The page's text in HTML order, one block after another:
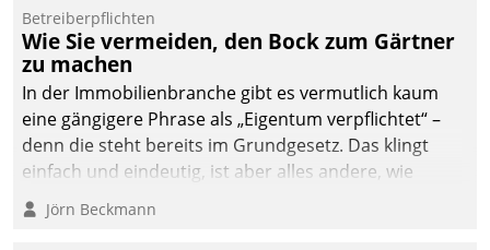
Betreiberpflichten
Wie Sie vermeiden, den Bock zum Gärtner
zu machen
In der Immobilienbranche gibt es vermutlich kaum
eine gängigere Phrase als „Eigentum verpflichtet“ –
denn die steht bereits im Grundgesetz. Das klingt
einfach und eindeutig, ist aber alles andere, wie
Branchenbeschäftigte wissen. Denn mit der
Verantwortung folgen Verpflichtungen.
Jörn Beckmann